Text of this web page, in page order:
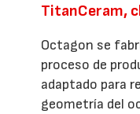
TitanCeram,
Octagon se
proceso de
adaptado para
geometría del